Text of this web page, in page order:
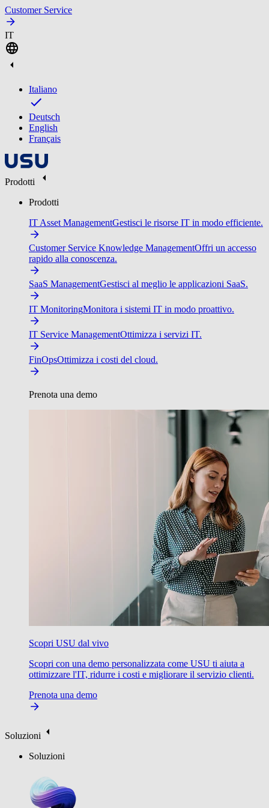
Customer Service
IT
Italiano
Deutsch
English
Français
Prodotti
Prodotti
IT Asset ManagementGestisci le risorse IT in modo efficiente.
Customer Service Knowledge ManagementOffri un accesso
rapido alla conoscenza.
SaaS ManagementGestisci al meglio le applicazioni SaaS.
IT MonitoringMonitora i sistemi IT in modo proattivo.
IT Service ManagementOttimizza i servizi IT.
FinOpsOttimizza i costi del cloud.
Prenota una demo
Scopri USU dal vivo
Scopri con una demo personalizzata come USU ti aiuta a
ottimizzare l'IT, ridurre i costi e migliorare il servizio clienti.
Prenota una demo
Soluzioni
Soluzioni